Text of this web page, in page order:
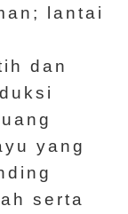
lantai
dan
yang
serta